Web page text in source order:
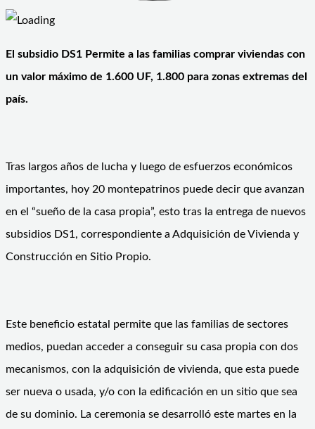
El subsidio DS1 Permite a las familias comprar viviendas con
un valor máximo de 1.600 UF, 1.800 para zonas extremas del
país.
Tras largos años de lucha y luego de esfuerzos económicos
importantes, hoy 20 montepatrinos puede decir que avanzan
en el “sueño de la casa propia”, esto tras la entrega de nuevos
subsidios DS1, correspondiente a Adquisición de Vivienda y
Construcción en Sitio Propio.
Este beneficio estatal permite que las familias de sectores
medios, puedan acceder a conseguir su casa propia con dos
mecanismos, con la adquisición de vivienda, que esta puede
ser nueva o usada, y/o con la edificación en un sitio que sea
de su dominio. La ceremonia se desarrolló este martes en la